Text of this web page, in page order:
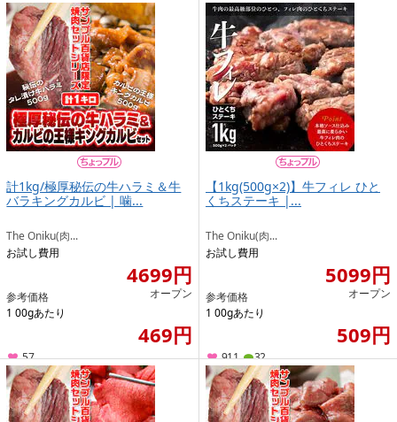
計1kg/極厚秘伝の牛ハラミ＆牛
バラキングカルビ | 噛...
The Oniku(肉...
お試し費用
4699円
参考価格
オープン
1 00gあたり
469円
57
【1kg(500g×2)】牛フィレ ひと
くちステーキ |...
The Oniku(肉...
お試し費用
5099円
参考価格
オープン
1 00gあたり
509円
911 32